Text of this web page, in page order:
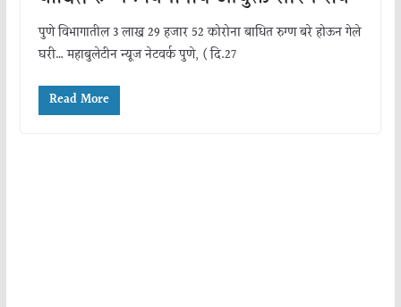
पुणे विभागातील 3 लाख 29 हजार 52 कोरोना बाधित रुग्ण बरे होऊन गेले
घरी… महाबुलेटीन न्यूज नेटवर्क पुणे, ( दि.27
Read More